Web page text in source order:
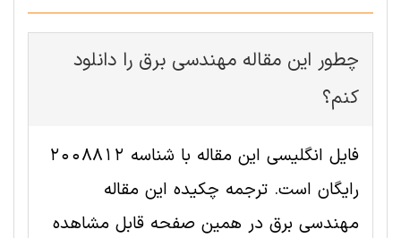
چطور این مقاله مهندسی برق را دانلود
کنم؟
فایل انگلیسی این مقاله با شناسه 2008812
رایگان است. ترجمه چکیده این مقاله
مهندسی برق در همین صفحه قابل مشاهده